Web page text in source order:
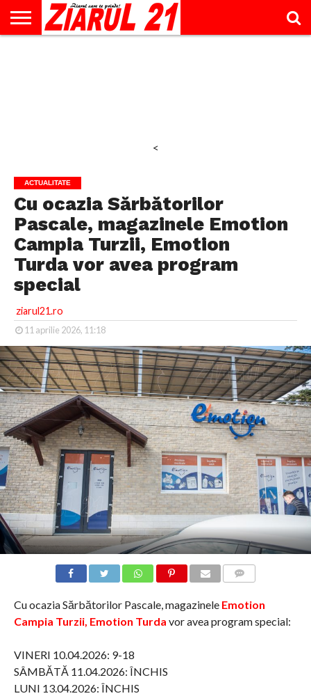
<
ACTUALITATE
Cu ocazia Sărbătorilor
Pascale, magazinele Emotion
Campia Turzii, Emotion
Turda vor avea program
special
ziarul21.ro
11 aprilie 2026, 11:18
Cu ocazia Sărbătorilor Pascale, magazinele Emotion
Campia Turzii, Emotion Turda vor avea program special:
VINERI 10.04.2026: 9-18
SÂMBĂTĂ 11.04.2026: ÎNCHIS
LUNI 13.04.2026: ÎNCHIS